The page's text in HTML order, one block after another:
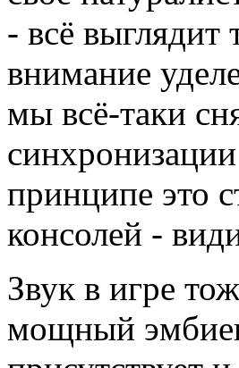
- всё выглядит
внимание
мы всё-таки
принципе это
консолей -
Звук в игре
мощный